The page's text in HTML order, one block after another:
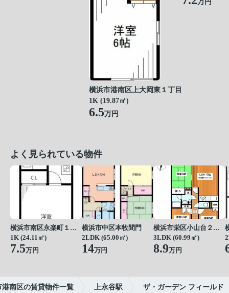
横浜市港南区上大岡東１丁目
1K (19.87㎡)
6.5万円
万円
よく見られている物件
横浜市南区永楽町１丁目
1K (24.11㎡)
7.5万円
横浜市中区本牧間門
2LDK (65.00㎡)
14万円
横浜市栄区小山台２丁目
3LDK (60.99㎡)
8.9万円
港南区の賃貸物件一覧 上永谷駅 ザ・ガーデン フィールド